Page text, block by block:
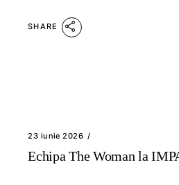
SHARE
23 iunie 2026
Echipa The Woman la